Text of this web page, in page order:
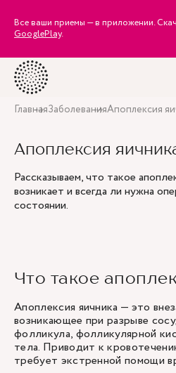
Все ваши приемы — в приложении.
GooglePlay.
ГлавнаяЗаболеванияАпоплексия
Апоплексия
Рассказываем, что такое
возникает и всегда ли нужна
состоянии.
Что такое
Апоплексия яичника — это
возникающее при разрыве
фолликула, фолликулярной
тела. Приводит к
требует экстренной помощи